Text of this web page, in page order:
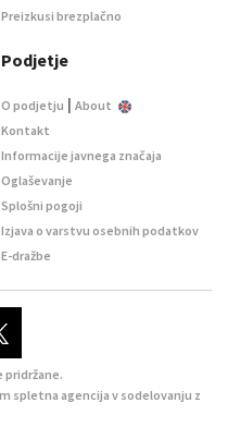
Preizkusi brezplačno
Podjetje
O podjetju | About
Kontakt
Informacije javnega značaja
Oglaševanje
Splošni pogoji
Izjava o varstvu osebnih podatkov
E-dražbe
pridržane.
spletna agencijav sodelovanju z